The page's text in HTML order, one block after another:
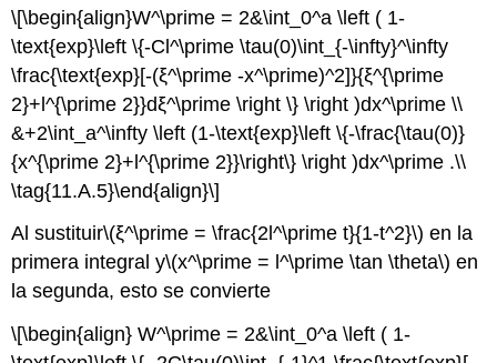
\[\begin{align}W^\prime = 2&\int_0^a \left ( 1-
\text{exp}\left \{-Cl^\prime \tau(0)\int_{-\infty}^\infty
\frac{\text{exp}[-(ξ^\prime -x^\prime)^2]}{ξ^{\prime
2}+l^{\prime 2}}dξ^\prime \right \} \right )dx^\prime \\
&+2\int_a^\infty \left (1-\text{exp}\left \{-\frac{\tau(0)}
{x^{\prime 2}+l^{\prime 2}}\right\} \right )dx^\prime .\\
\tag{11.A.5}\end{align}\]
Al sustituir\(ξ^\prime = \frac{2l^\prime t}{1-t^2}\) en la
primera integral y\(x^\prime = l^\prime \tan \theta\) en
la segunda, esto se convierte
\[\begin{align} W^\prime = 2&\int_0^a \left ( 1-